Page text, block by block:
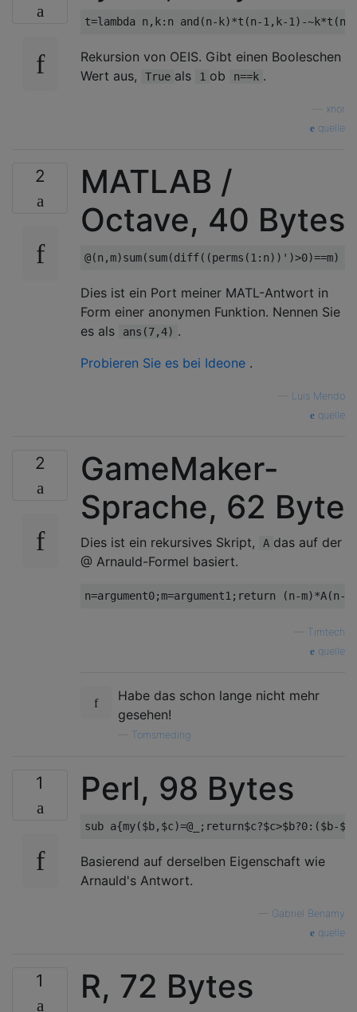
t=lambda n , k: n and (n- k)*t (n-1 , k-1 )-~k*t (n
Rekursion von OEIS. Gibt einen Booleschen
Wert aus,
True als 1 ob n==k .
xnor
quelle
2
MATLAB /
Octave, 40 Bytes
Dies ist ein Port meiner MATL-Antwort in
Form einer anonymen Funktion. Nennen Sie
es als
ans(7,4) .
Probieren Sie es bei Ideone .
Luis Mendo
quelle
2
GameMaker-
Sprache, 62 Byte
Dies ist ein rekursives Skript, A das auf der
@ Arnauld-Formel basiert.
Timtech
quelle
Habe das schon lange nicht mehr
gesehen!
Tomsmeding
1 Perl, 98 Bytes
Basierend auf derselben Eigenschaft wie
Arnauld's Antwort.
Gabriel Benamy
quelle
1 R, 72 Bytes